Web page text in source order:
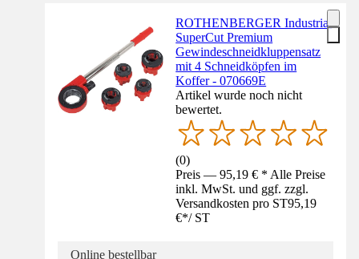
ROTHENBERGER Industrial
SuperCut Premium
Gewindeschneidkluppensatz
mit 4 Schneidköpfen im
Koffer - 070669E
Artikel wurde noch nicht
bewertet.
(0)
Preis — 95,19 € * Alle Preise
inkl. MwSt. und ggf. zzgl.
Versandkosten pro ST95,19
€*/ ST
Online bestellbar